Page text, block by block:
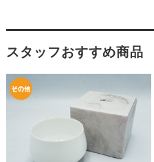
スタッフおすすめ商品